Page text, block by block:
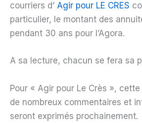
courriers d’ Agir pour LE CRES
particulier, le montant des
pendant 30 ans pour l’Agora.
A sa lecture, chacun se fera sa
Pour « Agir pour Le Crès »,
de nombreux commentaires et
seront exprimés prochainement.